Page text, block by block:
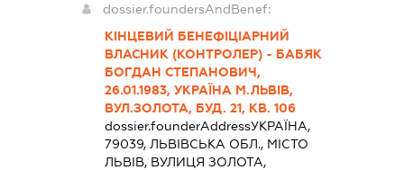
dossier.foundersAndBenef:
КІНЦЕВИЙ БЕНЕФІЦІАРНИЙ
ВЛАСНИК (КОНТРОЛЕР) - БАБЯК
БОГДАН СТЕПАНОВИЧ,
26.01.1983, УКРАЇНА М.ЛЬВІВ,
ВУЛ.ЗОЛОТА, БУД. 21, КВ. 106
dossier.founderAddressУКРАЇНА,
79039, ЛЬВІВСЬКА ОБЛ., МІСТО
ЛЬВІВ, ВУЛИЦЯ ЗОЛОТА,